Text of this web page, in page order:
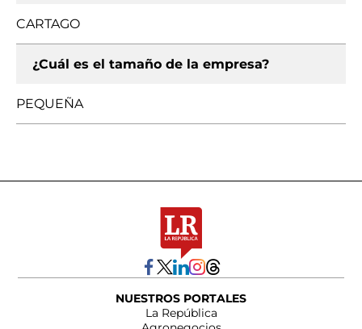
CARTAGO
¿Cuál es el tamaño de la empresa?
PEQUEÑA
NUESTROS PORTALES
La República